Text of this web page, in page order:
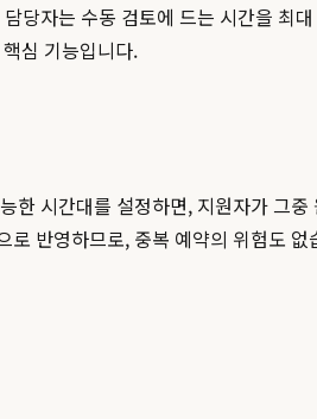
당자는 수동 검토에 드는 시간을 최
심 기능입니다.
한 시간대를 설정하면, 지원자가 그중
반영하므로, 중복 예약의 위험도 없